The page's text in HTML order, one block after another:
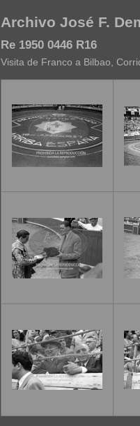
Archivo José F.
Re 1950 0446 R16
Visita de Franco a Bilbao,